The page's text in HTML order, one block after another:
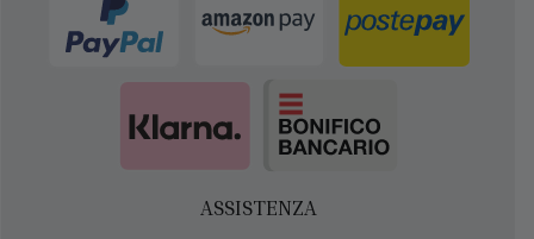
ASSISTENZA